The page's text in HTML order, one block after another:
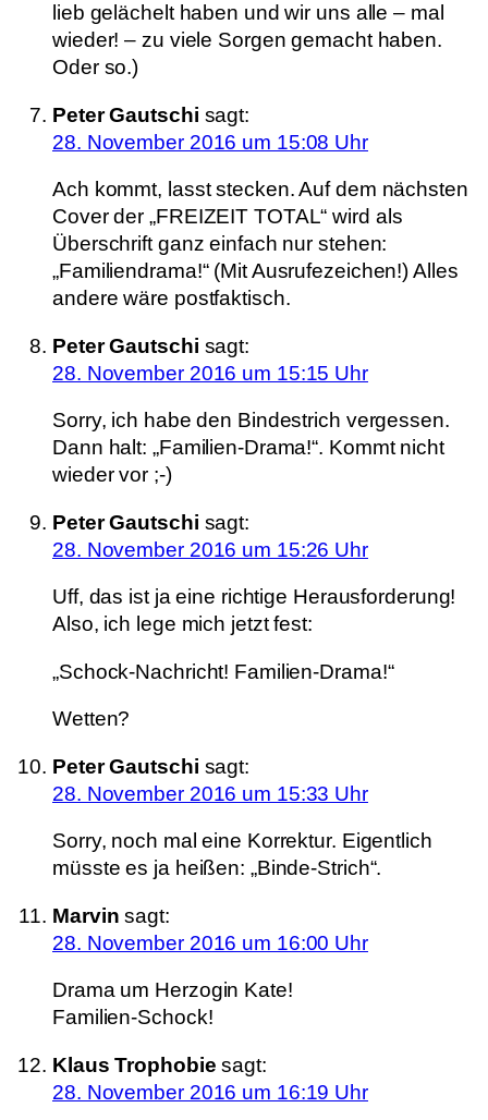
lieb gelächelt haben und wir uns alle – mal
wieder! – zu viele Sorgen gemacht haben.
Oder so.)
Peter Gautschi sagt:
28. November 2016 um 15:08 Uhr
Ach kommt, lasst stecken. Auf dem nächsten
Cover der „FREIZEIT TOTAL“ wird als
Überschrift ganz einfach nur stehen:
„Familiendrama!“ (Mit Ausrufezeichen!) Alles
andere wäre postfaktisch.
Peter Gautschi sagt:
28. November 2016 um 15:15 Uhr
Sorry, ich habe den Bindestrich vergessen.
Dann halt: „Familien-Drama!“. Kommt nicht
wieder vor ;-)
Peter Gautschi sagt:
28. November 2016 um 15:26 Uhr
Uff, das ist ja eine richtige Herausforderung!
Also, ich lege mich jetzt fest:
„Schock-Nachricht! Familien-Drama!“
Wetten?
Peter Gautschi sagt:
28. November 2016 um 15:33 Uhr
Sorry, noch mal eine Korrektur. Eigentlich
müsste es ja heißen: „Binde-Strich“.
Marvin sagt:
28. November 2016 um 16:00 Uhr
Drama um Herzogin Kate!
Familien-Schock!
Klaus Trophobie sagt:
28. November 2016 um 16:19 Uhr